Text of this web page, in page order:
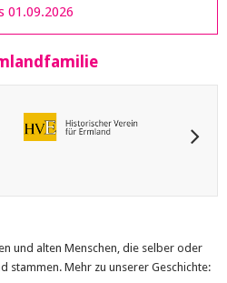
01.09.2026
und alten Menschen, die selber oder
stammen. Mehr zu unserer Geschichte: